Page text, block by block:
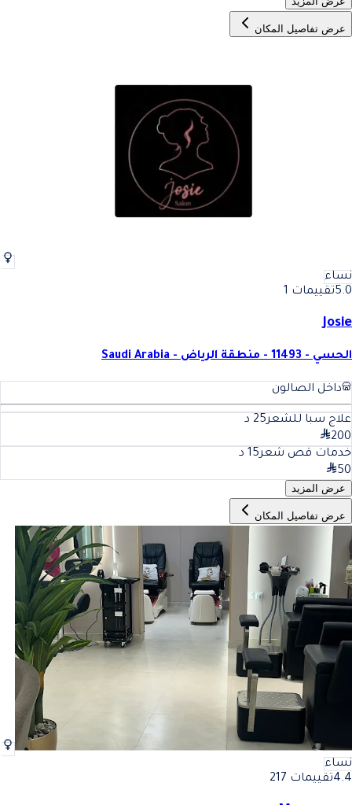
عرض تفاصيل المكان
نساء
5.0تقييمات 1
Josie
الحسي - 11493 - منطقة الرياض - Saudi Arabia
داخل الصالون
علاج سبا للشعر25 د
200
خدمات قص شعر15 د
50
عرض المزيد
عرض تفاصيل المكان
نساء
4.4تقييمات 217